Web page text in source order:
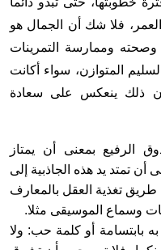
فلا شك أن الجمال هو
وصحته وممارسة التمرينات
المتوازن، سواء أكانت
ذلك ينعكس على سعادة
الرفيع بمعنى أن يمتاز
أن تمتد يد هذه الجاذبية إلى
طريق تغذية العقل بالمعارف
وسماع الموسيقى مثلا.
بابتسامة أو كلمة حب: ولا